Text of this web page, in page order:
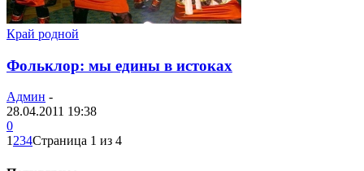
Край родной
Фольклор: мы едины в истоках
Админ -
28.04.2011 19:38
0
1 234Страница 1 из 4